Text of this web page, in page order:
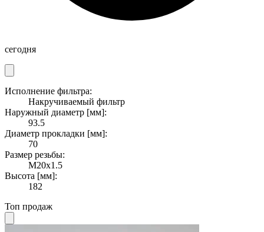
сегодня
Исполнение фильтра:
Накручиваемый фильтр
Наружный диаметр [мм]:
93.5
Диаметр прокладки [мм]:
70
Размер резьбы:
M20x1.5
Высота [мм]:
182
Топ продаж